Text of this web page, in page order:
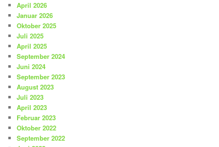
April 2026
Januar 2026
Oktober 2025
Juli 2025
April 2025
September 2024
Juni 2024
September 2023
August 2023
Juli 2023
April 2023
Februar 2023
Oktober 2022
September 2022